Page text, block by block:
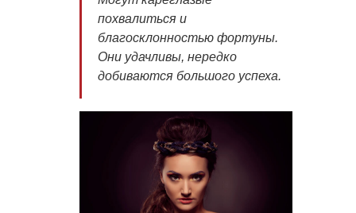
похвалиться и
благосклонностью фортуны.
Они удачливы, нередко
добиваются большого успеха.